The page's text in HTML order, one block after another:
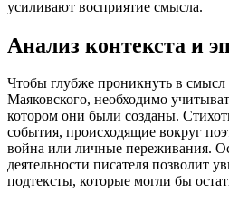
усиливают восприятие смысла.
Анализ контекста и
Чтобы глубже проникнуть в смысл
Маяковского, необходимо
котором они были созданы.
события, происходящие вокруг
война или личные переживания.
деятельности писателя позволит
подтексты, которые могли бы